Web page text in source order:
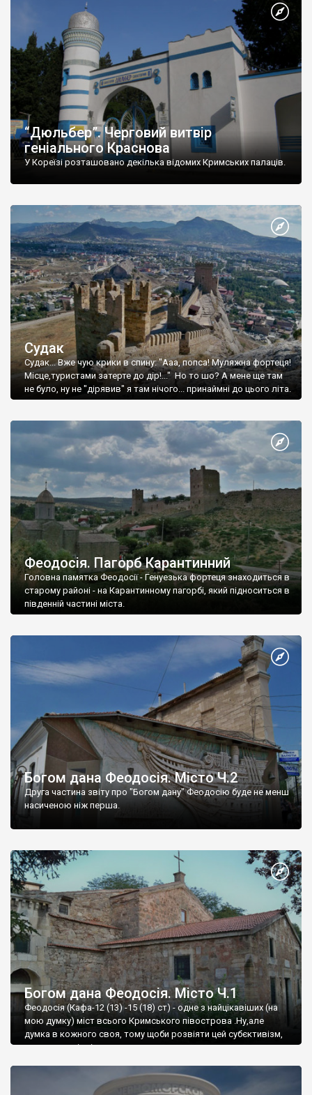
“Дюльбер”. Черговий витвір
геніального Краснова
У Кореїзі розташовано декілька відомих Кримських палаців.
Судак
Судак... Вже чую крики в спину: "Ааа, попса! Муляжна фортеця!
Місце,туристами затерте до дір!..." Но то шо? А мене ще там
не було, ну не "дірявив" я там нічого... принаймні до цього літа.
Феодосія. Пагорб Карантинний
Головна памятка Феодосії - Генуезька фортеця знаходиться в
старому районі - на Карантинному пагорбі, який підноситься в
південній частині міста.
Богом дана Феодосія. Місто Ч.2
Друга частина звіту про "Богом дану" Феодосію буде не менш
насиченою ніж перша.
Богом дана Феодосія. Місто Ч.1
Феодосія (Кафа-12 (13) -15 (18) ст) - одне з найцікавіших (на
мою думку) міст всього Кримського півострова .Ну,але
думка в кожного своя, тому щоби розвіяти цей субєктивізм,
запрошую відвідати це